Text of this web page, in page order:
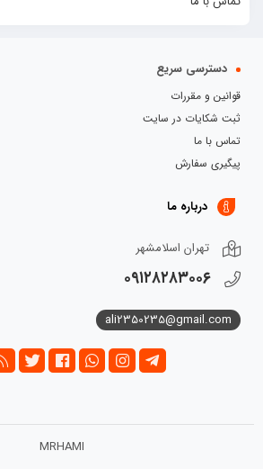
دسترسی سریع
قوانین و مقررات
ثبت شکایات در سایت
تماس با ما
پیگیری سفارش
درباره ما
تهران اسلامشهر
۰۹۱۲۸۲۸۳۰۰۶
ali2350235@gmail.com
MRHAMI